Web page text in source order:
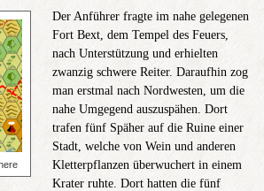
Der Anführer fragte im nahe gelegenen
Fort Bext, dem Tempel des Feuers,
nach Unterstützung und erhielten
zwanzig schwere Reiter. Daraufhin zog
man erstmal nach Nordwesten, um die
nahe Umgegend auszuspähen. Dort
trafen fünf Späher auf die Ruine einer
Stadt, welche von Wein und anderen
Kletterpflanzen überwuchert in einem
Krater ruhte. Dort hatten die fünf